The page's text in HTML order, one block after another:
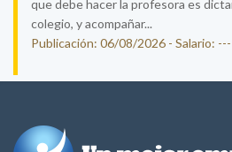
que debe hacer la profesora es
colegio, y acompañar...
Publicación: 06/08/2026 - Salario: